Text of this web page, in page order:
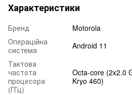
Характеристики
Бренд
Motorola
Операційна
система
Android 11
Тактова
частота
процесора
(ГГц)
Octa-core (2x2.0
Kryo 460)